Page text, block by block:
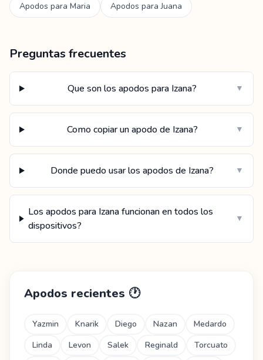
Apodos para Maria Apodos paraJuana
Preguntas frecuentes
Que son los apodos para Izana? ▼
Como copiar un apodo de Izana? ▼
Donde puedo usar los apodos de Izana? ▼
Los apodos para Izana funcionan en todos los
dispositivos?
▼
Apodos recientes 🕐
Yazmin Knarik Diego Nazan
Medardo
Linda
Levon Salek Reginald
Torcuato